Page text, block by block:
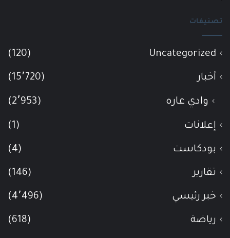
تصنيفات
Uncategorized
(120)
أخبار (15٬720)
وادي عاره (2٬953)
إعلانات (1)
بودكاست (4)
تقارير (146)
خبر رئيسي (4٬496)
رياضة (618)